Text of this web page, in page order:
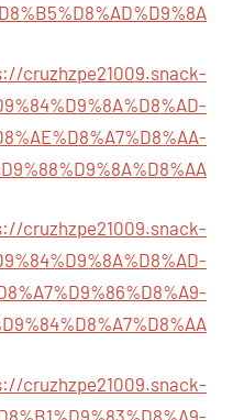
cruzhzpe21009.snack-
cruzhzpe21009.snack-
cruzhzpe21009.snack-